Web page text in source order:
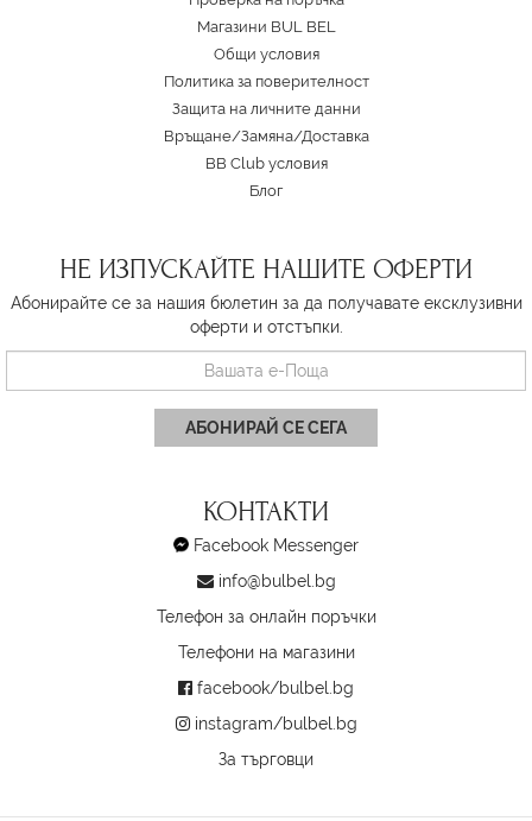
Магазини BUL BEL
Oбщи условия
Политика за поверителност
Защита на личните данни
Връщане/Замяна/Доставка
BB Club условия
Блог
НЕ ИЗПУСКАЙТЕ НАШИТЕ ОФЕРТИ
Абонирайте се за нашия бюлетин за да получавате ексклузивни
оферти и отстъпки.
АБОНИРАЙ СЕ СЕГА
КОНТАКТИ
Facebook Messenger
info@bulbel.bg
Телефон за онлайн поръчки
Телефони на магазини
facebook/bulbel.bg
instagram/bulbel.bg
За търговци